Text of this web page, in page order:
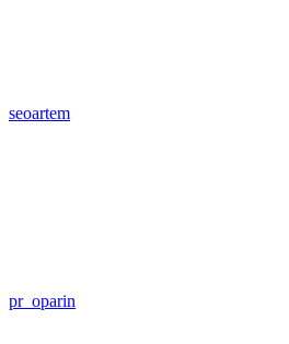
seoartem
pr_oparin